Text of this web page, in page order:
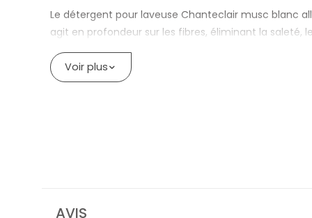
Le détergent pour laveuse Chanteclair musc blanc
agit en profondeur sur les fibres, éliminant la
durable et une douceur naturelle, garantissant un
Comment cela affecte-t-il les vêtements ?
DÉTERGENT POUR LAVE-LINGE
Voir plus
AVIS